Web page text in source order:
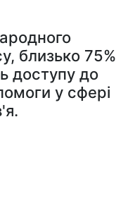
близько 75%
доступу до
у сфері